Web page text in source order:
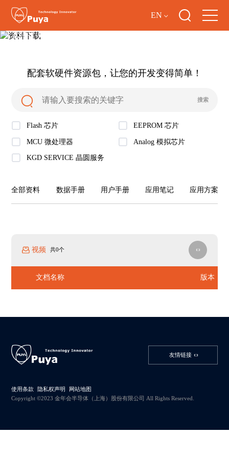
EN
资料下载
配套软硬件资源包，让您的开发变得简单！
Flash 芯片 EEPROM 芯片
MCU 微处理器 Analog 模拟芯片
KGD SERVICE 晶圆服务
全部资料 数据手册 用户手册 应用笔记 应用方案
视频 共0个
文档名称 版本
友情链接
使用条款 隐私权声明
网站地图
Copyright ©2023 金年会半导体（上海）股份有限公司 All Rights Reserved.